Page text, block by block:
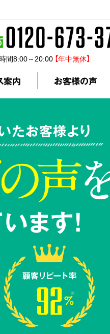
間8:00～20:00 【年中無休】
案内 お客様の声
たお客様より
ます!